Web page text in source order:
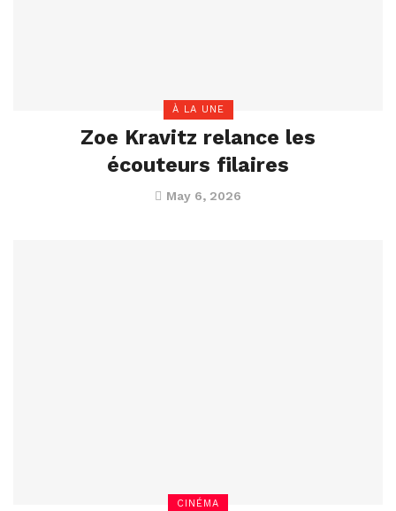
À LA UNE
Zoe Kravitz relance les
écouteurs filaires
May 6, 2026
CINÉMA